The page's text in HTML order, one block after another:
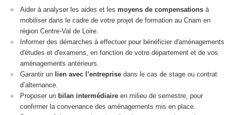
Aider à analyser les aides et les moyens de compensations à
mobiliser dans le cadre de votre projet de formation au Cnam en
région Centre-Val de Loire.
Informer des démarches à effectuer pour bénéficier d'aménagements
d'études et d'examens, en fonction de votre département et de vos
aménagements antérieurs.
Garantir un lien avec l’entreprise dans le cas de stage ou contrat
d’alternance.
Proposer un bilan intermédiaire en milieu de semestre, pour
confirmer la convenance des aménagements mis en place.